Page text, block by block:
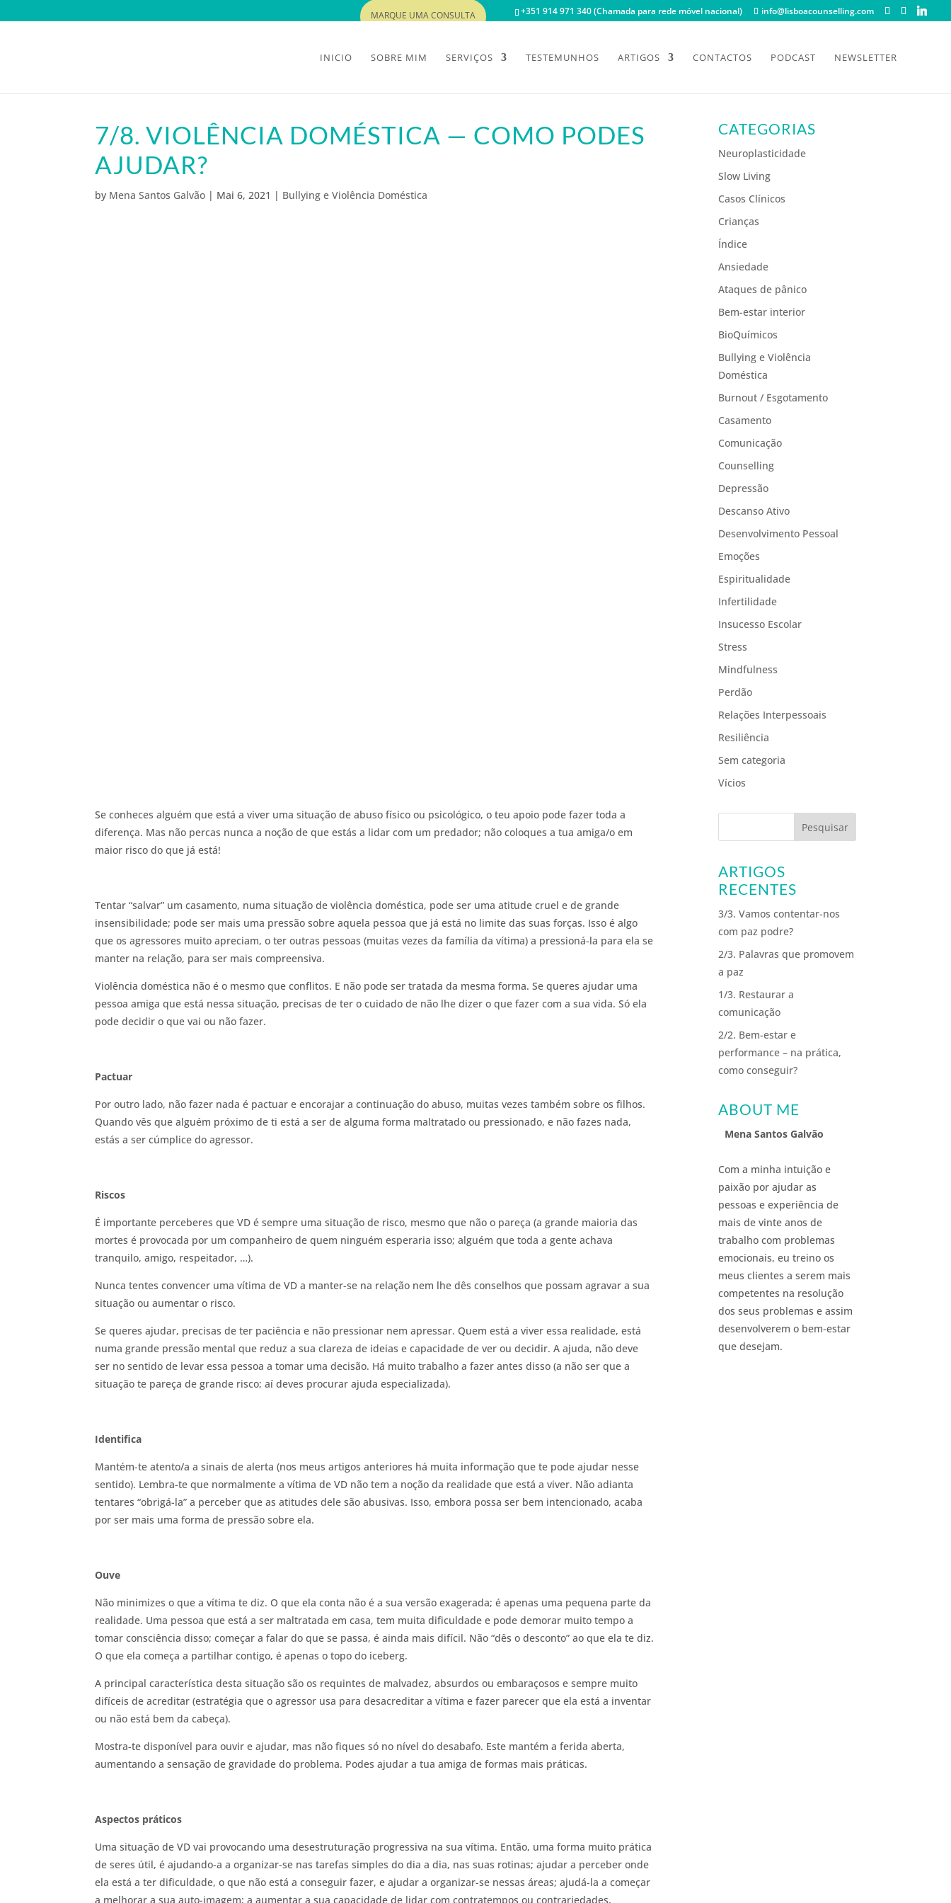
+351 914 971 340 (Chamada para rede móvel nacional) info@lisboacounselling.com
MARQUE UMA CONSULTA
INICIO SOBRE MIM SERVIÇOS TESTEMUNHOS ARTIGOS CONTACTOS PODCAST NEWSLETTER
7/8. VIOLÊNCIA DOMÉSTICA — COMO PODES
AJUDAR?
by Mena Santos Galvão | Mai 6, 2021 | Bullying e Violência Doméstica
Se conheces alguém que está a viver uma situação de abuso físico ou psicológico, o teu apoio pode fazer toda a
diferença. Mas não percas nunca a noção de que estás a lidar com um predador; não coloques a tua amiga/o em
maior risco do que já está!
Tentar “salvar” um casamento, numa situação de violência doméstica, pode ser uma atitude cruel e de grande
insensibilidade; pode ser mais uma pressão sobre aquela pessoa que já está no limite das suas forças. Isso é algo
que os agressores muito apreciam, o ter outras pessoas (muitas vezes da família da vítima) a pressioná-la para ela se
manter na relação, para ser mais compreensiva.
Violência doméstica não é o mesmo que conflitos. E não pode ser tratada da mesma forma. Se queres ajudar uma
pessoa amiga que está nessa situação, precisas de ter o cuidado de não lhe dizer o que fazer com a sua vida. Só ela
pode decidir o que vai ou não fazer.
Pactuar
Por outro lado, não fazer nada é pactuar e encorajar a continuação do abuso, muitas vezes também sobre os filhos.
Quando vês que alguém próximo de ti está a ser de alguma forma maltratado ou pressionado, e não fazes nada,
estás a ser cúmplice do agressor.
Riscos
É importante perceberes que VD é sempre uma situação de risco, mesmo que não o pareça (a grande maioria das
mortes é provocada por um companheiro de quem ninguém esperaria isso; alguém que toda a gente achava
tranquilo, amigo, respeitador, …).
Nunca tentes convencer uma vítima de VD a manter-se na relação nem lhe dês conselhos que possam agravar a sua
situação ou aumentar o risco.
Se queres ajudar, precisas de ter paciência e não pressionar nem apressar. Quem está a viver essa realidade, está
numa grande pressão mental que reduz a sua clareza de ideias e capacidade de ver ou decidir. A ajuda, não deve
ser no sentido de levar essa pessoa a tomar uma decisão. Há muito trabalho a fazer antes disso (a não ser que a
situação te pareça de grande risco; aí deves procurar ajuda especializada).
Identifica
Mantém-te atento/a a sinais de alerta (nos meus artigos anteriores há muita informação que te pode ajudar nesse
sentido). Lembra-te que normalmente a vítima de VD não tem a noção da realidade que está a viver. Não adianta
tentares “obrigá-la” a perceber que as atitudes dele são abusivas. Isso, embora possa ser bem intencionado, acaba
por ser mais uma forma de pressão sobre ela.
Ouve
Não minimizes o que a vítima te diz. O que ela conta não é a sua versão exagerada; é apenas uma pequena parte da
realidade. Uma pessoa que está a ser maltratada em casa, tem muita dificuldade e pode demorar muito tempo a
tomar consciência disso; começar a falar do que se passa, é ainda mais difícil. Não “dês o desconto” ao que ela te diz.
O que ela começa a partilhar contigo, é apenas o topo do iceberg.
A principal característica desta situação são os requintes de malvadez, absurdos ou embaraçosos e sempre muito
difíceis de acreditar (estratégia que o agressor usa para desacreditar a vítima e fazer parecer que ela está a inventar
ou não está bem da cabeça).
Mostra-te disponível para ouvir e ajudar, mas não fiques só no nível do desabafo. Este mantém a ferida aberta,
aumentando a sensação de gravidade do problema. Podes ajudar a tua amiga de formas mais práticas.
Aspectos práticos
Uma situação de VD vai provocando uma desestruturação progressiva na sua vítima. Então, uma forma muito prática
de seres útil, é ajudando-a a organizar-se nas tarefas simples do dia a dia, nas suas rotinas; ajudar a perceber onde
ela está a ter dificuldade, o que não está a conseguir fazer, e ajudar a organizar-se nessas áreas; ajudá-la a começar
a melhorar a sua auto-imagem; a aumentar a sua capacidade de lidar com contratempos ou contrariedades,
CATEGORIAS
Neuroplasticidade
Slow Living
Casos Clínicos
Crianças
Índice
Ansiedade
Ataques de pânico
Bem-estar interior
BioQuímicos
Bullying e Violência
Doméstica
Burnout / Esgotamento
Casamento
Comunicação
Counselling
Depressão
Descanso Ativo
Desenvolvimento Pessoal
Emoções
Espiritualidade
Infertilidade
Insucesso Escolar
Stress
Mindfulness
Perdão
Relações Interpessoais
Resiliência
Sem categoria
Vícios
ARTIGOS
RECENTES
3/3. Vamos contentar-nos
com paz podre?
2/3. Palavras que promovem
a paz
1/3. Restaurar a
comunicação
2/2. Bem-estar e
performance – na prática,
como conseguir?
ABOUT ME
Mena Santos Galvão
Com a minha intuição e
paixão por ajudar as
pessoas e experiência de
mais de vinte anos de
trabalho com problemas
emocionais, eu treino os
meus clientes a serem mais
competentes na resolução
dos seus problemas e assim
desenvolverem o bem-estar
que desejam.